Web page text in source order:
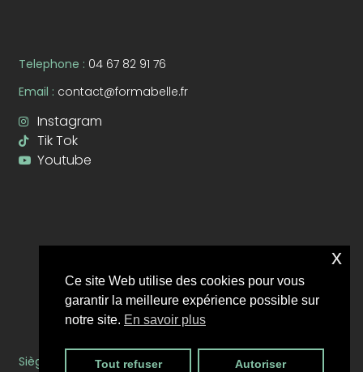
Telephone : 04 67 82 91 76
Email : contact@formabelle.fr
Instagram
Tik Tok
Youtube
Siège social :
Ce site Web utilise des cookies pour vous
garantir la meilleure expérience possible sur
notre site. En savoir plus
Tout refuser Autoriser
x